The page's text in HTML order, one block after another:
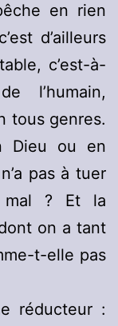
en rien
d’ailleurs
c’est-à-
l’humain,
tous genres.
Dieu ou en
pas à tuer
? Et la
on a tant
t-elle pas
réducteur :